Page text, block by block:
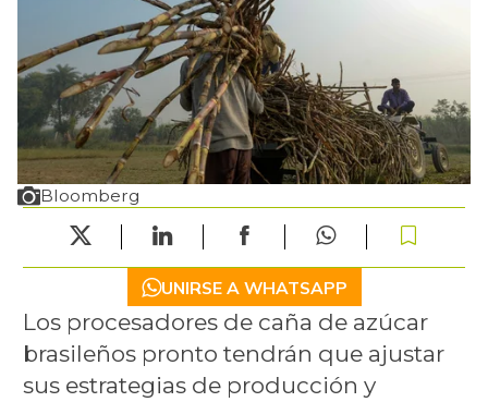
Bloomberg
UNIRSE A WHATSAPP
Los procesadores de caña de azúcar
brasileños pronto tendrán que ajustar
sus estrategias de producción y